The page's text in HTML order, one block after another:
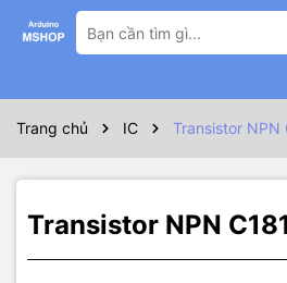
Trang chủ IC Transistor NPN
Transistor NPN
Thông số kỹ thuật